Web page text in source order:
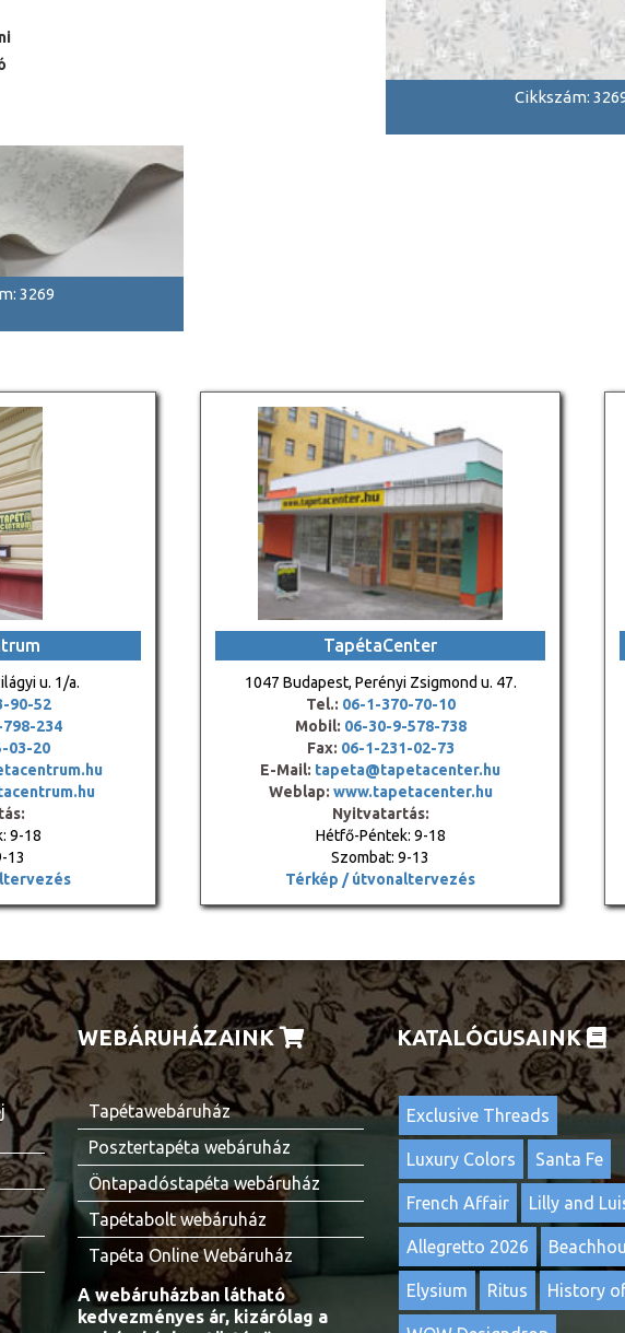
Cikkszám:
3269
u. 1/a.
90-52
234
03-20
9-18
13
TapétaCenter
1047 Budapest, Perényi Zsigmond u. 47.
Tel.: 06-1-370-70-10
Mobil: 06-30-9-578-738
Fax: 06-1-231-02-73
E-Mail: tapeta@tapetacenter.hu
Weblap: www.tapetacenter.hu
Nyitvatartás:
Hétfő-Péntek: 9-18
Szombat: 9-13
Térkép / útvonaltervezés
WEBÁRUHÁZAINK
Tapétawebáruház
Posztertapéta webáruház
Öntapadóstapéta webáruház
Tapétabolt webáruház
Tapéta Online Webáruház
A webáruházban látható
kedvezményes ár, kizárólag a
KATALÓGUSAINK
Exclusive Threads
Luxury Colors Santa Fe
French Affair Lilly and
Allegretto 2026
Elysium Ritus History